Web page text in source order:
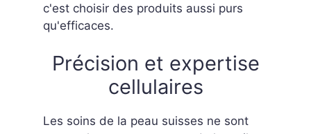
c'est choisir des produits aussi purs
qu'efficaces.
Précision et expertise
cellulaires
Les soins de la peau suisses ne sont